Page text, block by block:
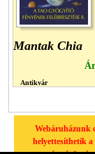
Mantak Chia
Antikvár
Webáruházunk
helyettesíthetik a